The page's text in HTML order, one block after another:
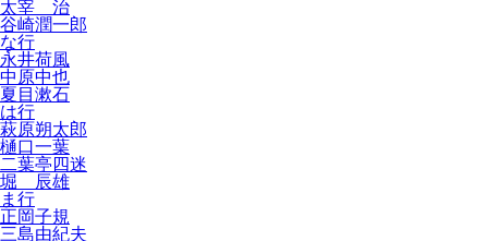
太宰 治
谷崎潤一郎
な行
永井荷風
中原中也
夏目漱石
は行
萩原朔太郎
樋口一葉
二葉亭四迷
堀 辰雄
ま行
正岡子規
三島由紀夫